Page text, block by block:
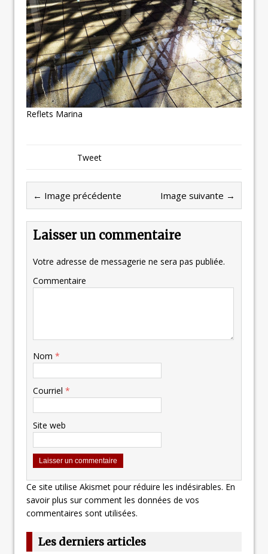
Reflets Marina
Tweet
← Image précédente Image suivante →
Laisser un commentaire
Votre adresse de messagerie ne sera pas publiée.
Commentaire
Nom *
Courriel *
Site web
Ce site utilise Akismet pour réduire les indésirables. En
savoir plus sur comment les données de vos
commentaires sont utilisées.
Les derniers articles